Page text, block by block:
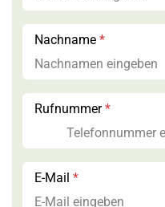
n
u
*
y
o
Nachname *
Rufnummer*
E-Mail *